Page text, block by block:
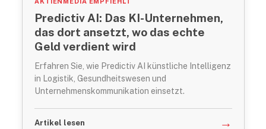
Predictiv AI: Das KI-Unternehmen,
das dort ansetzt, wo das echte
Geld verdient wird
Erfahren Sie, wie Predictiv AI künstliche Intelligenz
in Logistik, Gesundheitswesen und
Unternehmenskommunikation einsetzt.
Artikel lesen →